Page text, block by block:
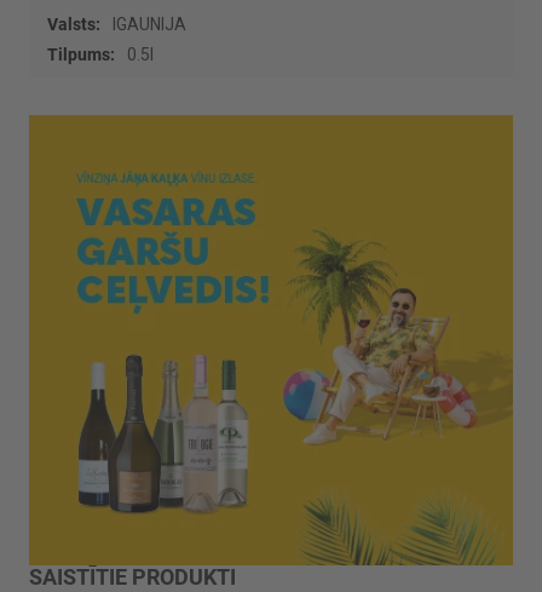
Vairāk
informācijas
IGAUNIJA
0.5l
SAISTĪTIE PRODUKTI